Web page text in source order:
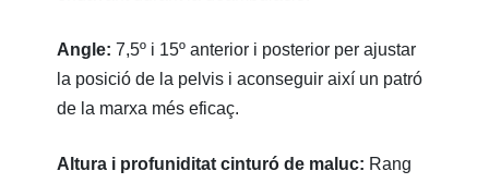
Angle: 7,5º i 15º anterior i posterior per ajustar
la posició de la pelvis i aconseguir així un patró
de la marxa més eficaç.
Altura i profuniditat cinturó de maluc: Rang